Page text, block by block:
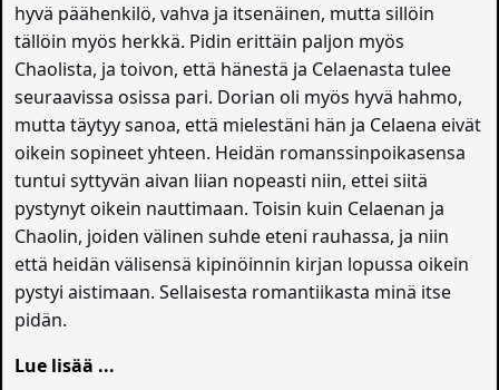
hyvä päähenkilö, vahva ja itsenäinen, mutta sillöin
tällöin myös herkkä. Pidin erittäin paljon myös
Chaolista, ja toivon, että hänestä ja Celaenasta tulee
seuraavissa osissa pari. Dorian oli myös hyvä hahmo,
mutta täytyy sanoa, että mielestäni hän ja Celaena eivät
oikein sopineet yhteen. Heidän romanssinpoikasensa
tuntui syttyvän aivan liian nopeasti niin, ettei siitä
pystynyt oikein nauttimaan. Toisin kuin Celaenan ja
Chaolin, joiden välinen suhde eteni rauhassa, ja niin
että heidän välisensä kipinöinnin kirjan lopussa oikein
pystyi aistimaan. Sellaisesta romantiikasta minä itse
pidän.
Lue lisää ...